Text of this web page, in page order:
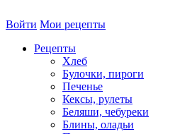
Войти Мои рецепты
Рецепты
Хлеб
Булочки, пироги
Печенье
Кексы, рулеты
Беляши, чебуреки
Блины, оладьи